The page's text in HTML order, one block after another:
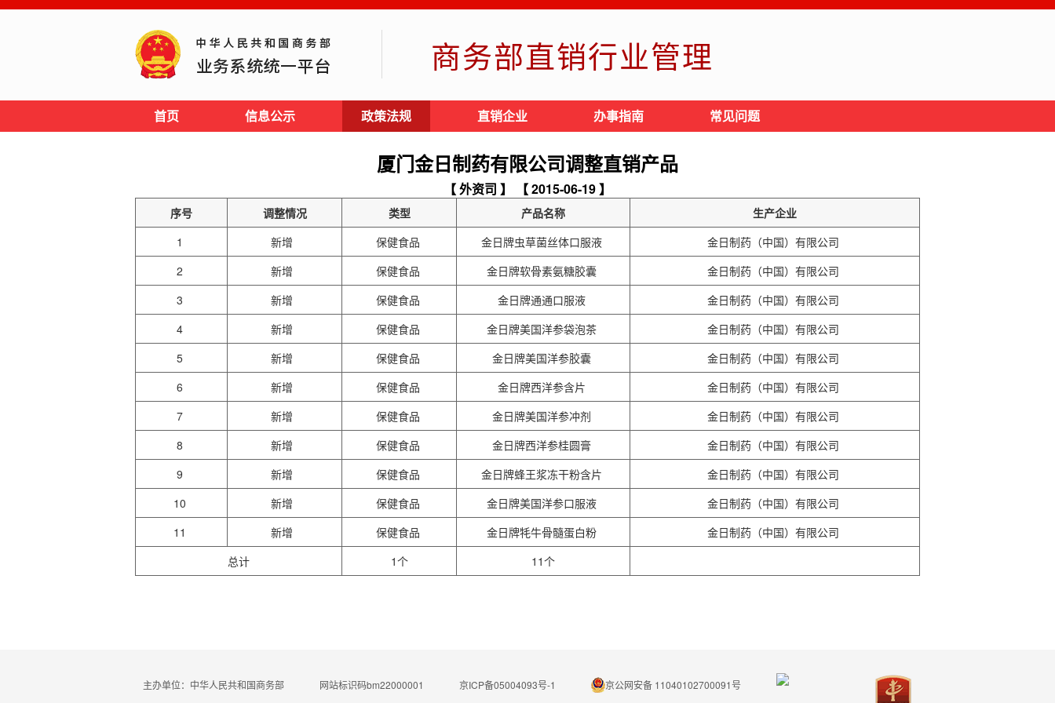
商务部直销行业管理
首页 信息公示 政策法规 直销企业 办事指南 常见问题
厦门金日制药有限公司调整直销产品
【 外资司 】 【 2015-06-19 】
序号 调整情况 类型 产品名称
生产企业
1
新增 保健食品 金日牌虫草菌丝体口服液
金日制药（中国）有限公司
2
新增 保健食品 金日牌软骨素氨糖胶囊
金日制药（中国）有限公司
3
新增 保健食品 金日牌通通口服液
金日制药（中国）有限公司
4
新增 保健食品 金日牌美国洋参袋泡茶
金日制药（中国）有限公司
5
新增 保健食品 金日牌美国洋参胶囊
金日制药（中国）有限公司
6
新增 保健食品 金日牌西洋参含片
金日制药（中国）有限公司
7
新增 保健食品 金日牌美国洋参冲剂
金日制药（中国）有限公司
8
新增 保健食品 金日牌西洋参桂圆膏
金日制药（中国）有限公司
9
新增 保健食品 金日牌蜂王浆冻干粉含片
金日制药（中国）有限公司
10
新增 保健食品 金日牌美国洋参口服液
金日制药（中国）有限公司
11
新增 保健食品 金日牌牦牛骨髓蛋白粉
金日制药（中国）有限公司
总计
1个 11个
主办单位：中华人民共和国商务部 网站标识码bm22000001 京ICP备05004093号-1
京公网安备 11040102700091号